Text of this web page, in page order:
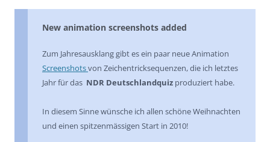
New animation screenshots added
Zum Jahresausklang gibt es ein paar neue Animation
Screenshotsvon Zeichentricksequenzen, die ich letztes
Jahr für das NDR Deutschlandquiz produziert habe.
In diesem Sinne wünsche ich allen schöne Weihnachten
und einen spitzenmässigen Start in 2010!